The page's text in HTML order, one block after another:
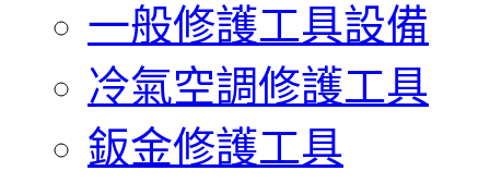
一般修護工具設備
冷氣空調修護工具
鈑金修護工具